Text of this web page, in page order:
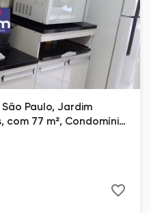
Paulo, Jardim
com 77 m², Condomínio